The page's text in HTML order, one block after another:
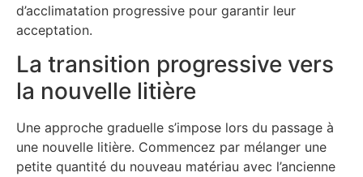
d’acclimatation progressive pour garantir leur
acceptation.
La transition progressive vers
la nouvelle litière
Une approche graduelle s’impose lors du passage à
une nouvelle litière. Commencez par mélanger une
petite quantité du nouveau matériau avec l’ancienne